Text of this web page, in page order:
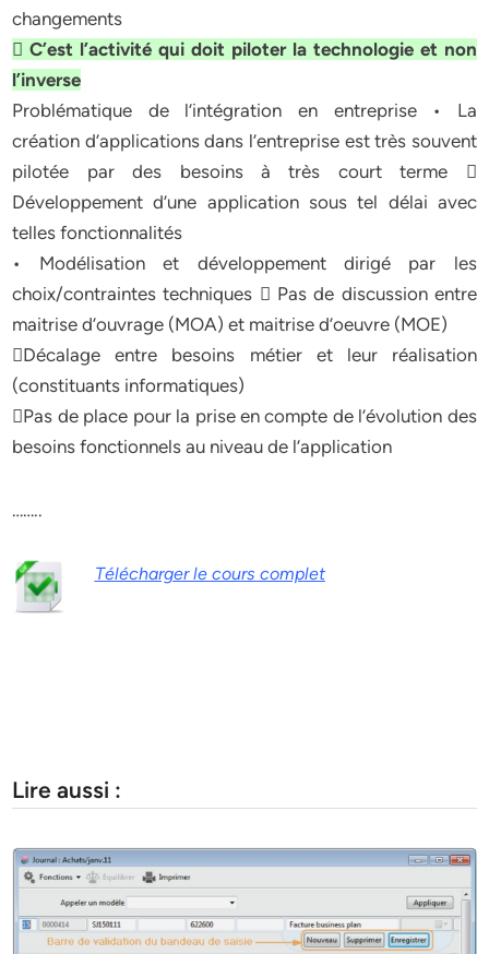
changements
 C’est l’activité qui doit piloter la technologie et non
l’inverse
Problématique de l’intégration en entreprise • La
création d’applications dans l’entreprise est très souvent
pilotée par des besoins à très court terme 
Développement d’une application sous tel délai avec
telles fonctionnalités
• Modélisation et développement dirigé par les
choix/contraintes techniques  Pas de discussion entre
Décalage entre besoins métier et leur réalisation
Pas de place pour la prise en compte de l’évolution des
besoins fonctionnels au niveau de l’application
……..
Télécharger le cours complet
Lire aussi :